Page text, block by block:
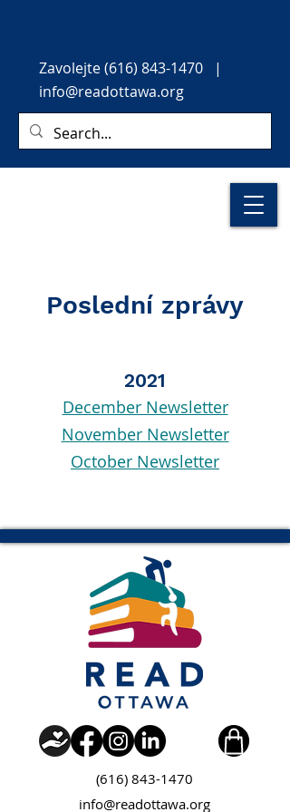
Zavolejte(616) 843-1470 |
info@readottawa.org
Poslední zprávy
2021
December Newsletter
November Newsletter
October Newsletter
(616) 843-1470
info@readottawa.org